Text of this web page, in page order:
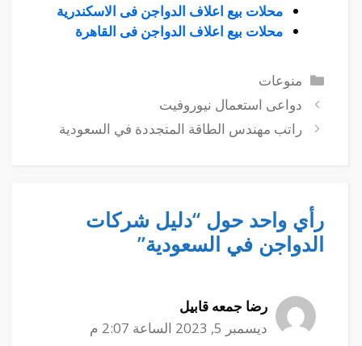
محلات بيع اعلاف الدواجن فى الاسكندرية
محلات بيع اعلاف الدواجن فى القاهرة
التصنيفات
منوعات
دواعى استعمال نيوروفيت
راتب مهندس الطاقة المتجددة في السعودية
رأي واحد حول “دليل شركات
الدواجن في السعودية”
رضا جمعه قابيل
ديسمبر 5, 2023 الساعة 2:07 م